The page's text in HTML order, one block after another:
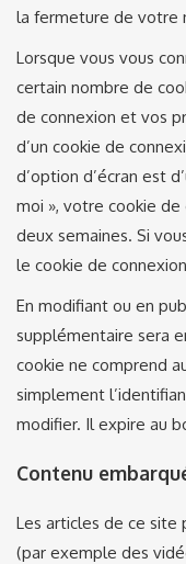
la fermeture de votre
Lorsque vous vous
certain nombre de
de connexion et vos
d’un cookie de
d’option d’écran est
moi », votre cookie
deux semaines. Si
le cookie de
En modifiant ou en
supplémentaire sera
cookie ne comprend
simplement
modifier. Il expire au
Contenu
Les articles de ce site
(par exemple des